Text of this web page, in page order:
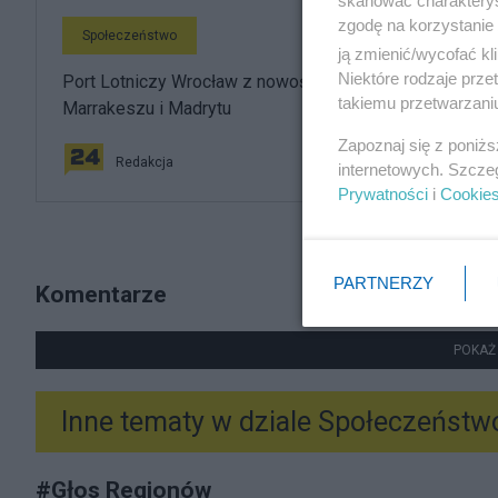
Społeczeństwo
Port Lotniczy Wrocław z nowościami. Ruszają loty do
Marrakeszu i Madrytu
Redakcja
Komentarze
Inne tematy w dziale
#Głos Regionów
zgodę na
ją zmienić/wycofać
Niektóre rodzaje
takiemu
Zapoznaj się z
internetowych.
Prywatności i Cookies
PARTNERZY